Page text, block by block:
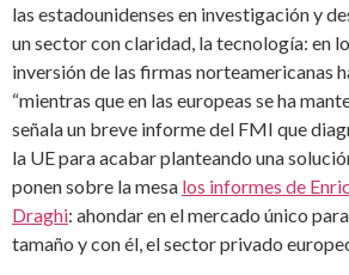
las estadounidenses en investigación y
un sector con claridad, la tecnología: en
inversión de las firmas norteamericanas
“mientras que en las europeas se ha
señala un breve informe del FMI que
la UE para acabar planteando una
ponen sobre la mesa los informes de
Draghi: ahondar en el mercado único
tamaño y con él, el sector privado